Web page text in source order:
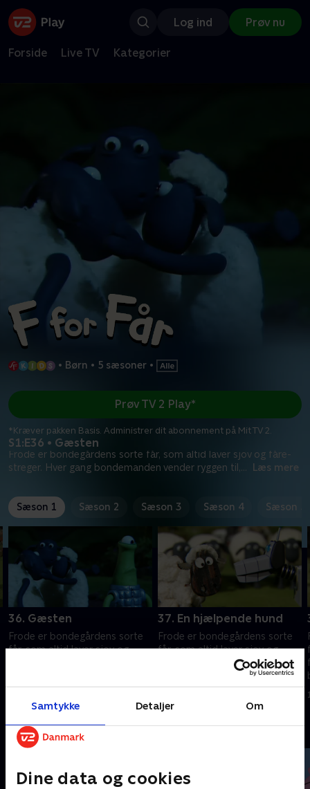
Samtykke Detaljer Om
Dine data og cookies
Log ind Prøv nu
Forside Live TV Kategorier
• Børn • 5 sæsoner •
S1:E36 • Gæsten
Frode er bondegårdens sorte får, som altid laver sjov og fåre-
streger. Hver gang bondemanden vender ryggen til,... Læs mere
Prøv TV 2 Play*
*Kræver pakken Basis. Administrer dit abonnement på Mit TV 2.
Sæson 1 Sæson 2 Sæson 3 Sæson 4 Sæson 5
36. Gæsten
Frode er bondegårdens sorte
får, som altid laver sjov og
til, finder Frode og hans frække
venner på noget.
37. En hjælpende hund
Frode er bondegårdens sorte
får, som altid laver sjov og
fåre-streger. Hver gang
bondemanden vender ryggen
til, finder Frode og hans frække
venner på noget.
Andre så også